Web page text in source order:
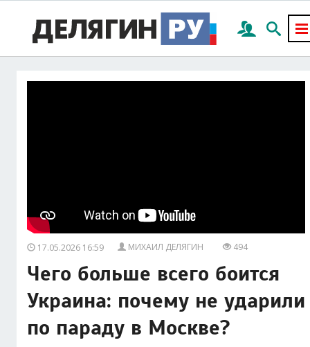
17.05.2026 16:59 МИХАИЛ ДЕЛЯГИН 494
Чего больше всего боится
Украина: почему не ударили
по параду в Москве?